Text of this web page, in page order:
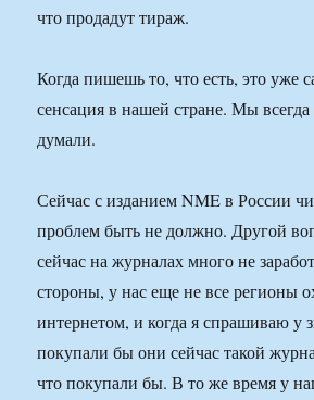
что продадут тираж.
Когда пишешь то, что есть, это уже
сенсация в нашей стране. Мы
думали.
Сейчас с изданием NME в России
проблем быть не должно. Другой
сейчас на журналах много не
стороны, у нас еще не все регионы
интернетом, и когда я спрашиваю у
покупали бы они сейчас такой
что покупали бы. В то же время у